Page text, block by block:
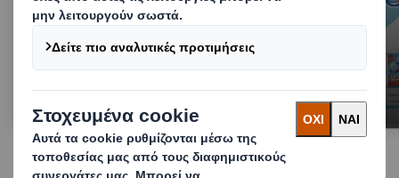
Αξιοποιώντας τα οφέλη της συσκευασίας